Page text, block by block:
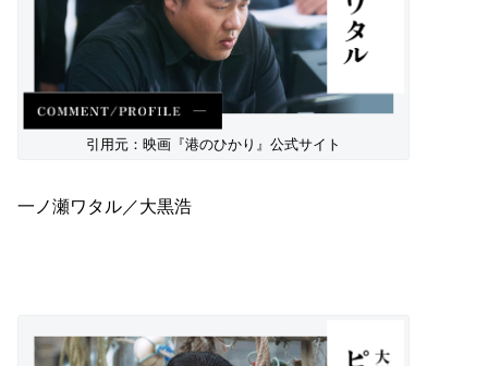
引用元：映画『港のひかり』公式サイト
一ノ瀬ワタル／大黒浩